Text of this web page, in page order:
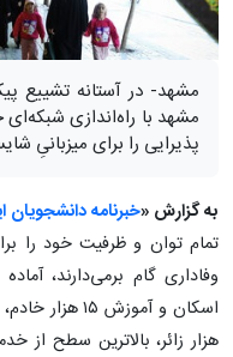
مشهد- در آستانه تشییع
مشهد با راه‌اندازی
پذیرایی را برای میزبانیِ
به گزارش «خبرنامه دانشجویان
تمام توان و ظرفیت خود را
هزار زائر، بالاترین سطح از